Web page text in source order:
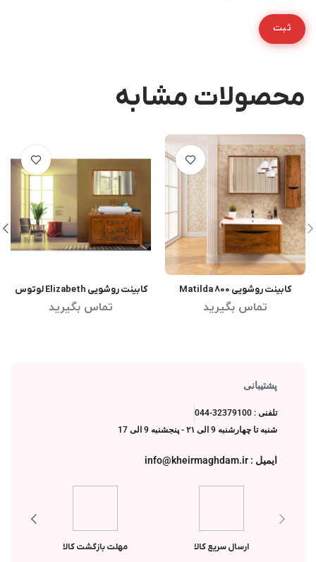
محصولات مشابه
اطلاعات بیشترکابینت روشویی Matilda 800
لوتوس
تماس بگیرید
اطلاعات بیشترکابینت روشویی Elizabeth لوتوس
تماس بگیرید
پشتیبانی
تلفنی : 32379100-044
شنبه تا چهارشنبه 9 الی ۲۱ - پنجشنبه 9 الی 17
ایمیل : info@kheirmaghdam.ir
ارسال سریع کالا مهلت بازگشت کالا